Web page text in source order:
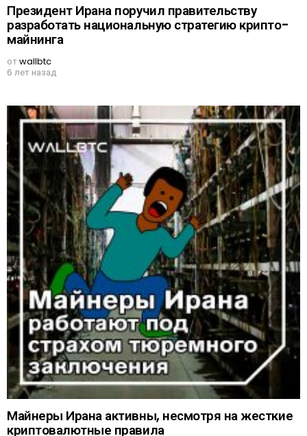
Президент Ирана поручил правительству
разработать национальную стратегию крипто-
майнинга
отwallbtc
6 лет назад
Майнеры Ирана активны, несмотря на жесткие
криптовалютные правила